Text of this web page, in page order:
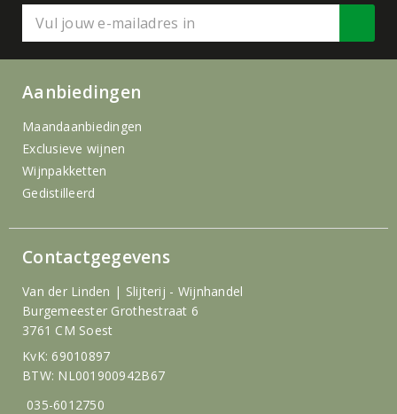
Aanbiedingen
Maandaanbiedingen
Exclusieve wijnen
Wijnpakketten
Gedistilleerd
Contactgegevens
Van der Linden | Slijterij - Wijnhandel
Burgemeester Grothestraat 6
3761 CM Soest
KvK: 69010897
BTW: NL001900942B67
035-6012750